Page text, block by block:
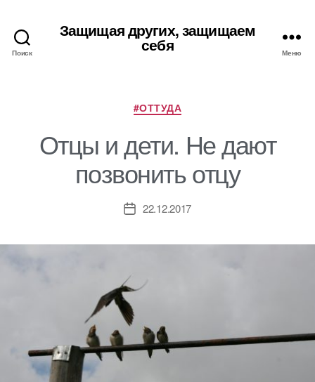
Поиск
Защищая других, защищаем
себя Меню
Рубрики
#ОТТУДА
Отцы и дети. Не дают
позвонить отцу
Дата22.12.2017